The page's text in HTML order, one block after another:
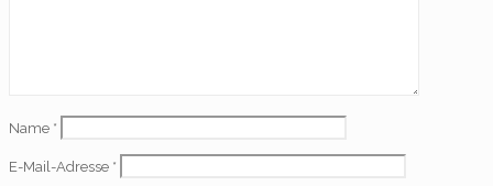
Name *
E-Mail-Adresse *